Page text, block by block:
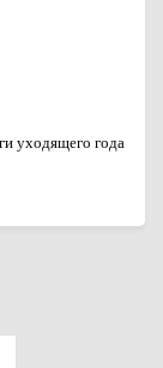
уходящего года